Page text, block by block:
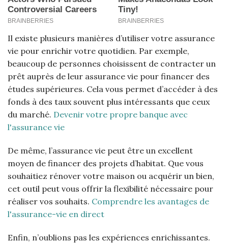
Il existe plusieurs manières d’utiliser votre assurance
vie pour enrichir votre quotidien. Par exemple,
beaucoup de personnes choisissent de contracter un
prêt auprès de leur assurance vie pour financer des
études supérieures. Cela vous permet d’accéder à des
fonds à des taux souvent plus intéressants que ceux
du marché. Devenir votre propre banque avec
l'assurance vie
De même, l’assurance vie peut être un excellent
moyen de financer des projets d’habitat. Que vous
souhaitiez rénover votre maison ou acquérir un bien,
cet outil peut vous offrir la flexibilité nécessaire pour
réaliser vos souhaits. Comprendre les avantages de
l'assurance-vie en direct
Enfin, n’oublions pas les expériences enrichissantes.